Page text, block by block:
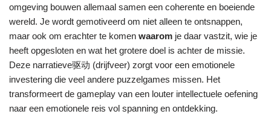
omgeving bouwen allemaal samen een coherente en boeiende
wereld. Je wordt gemotiveerd om niet alleen te ontsnappen,
maar ook om erachter te komen waarom je daar vastzit, wie je
heeft opgesloten en wat het grotere doel is achter de missie.
Deze narratieve驱动 (drijfveer) zorgt voor een emotionele
investering die veel andere puzzelgames missen. Het
transformeert de gameplay van een louter intellectuele oefening
naar een emotionele reis vol spanning en ontdekking.